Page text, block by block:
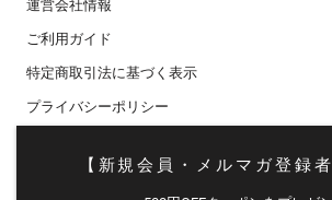
【新規会員・メルマガ登録
運営会社情報
ご利用ガイド
特定商取引法に基づく表示
プライバシーポリシー
メールマガジン登録